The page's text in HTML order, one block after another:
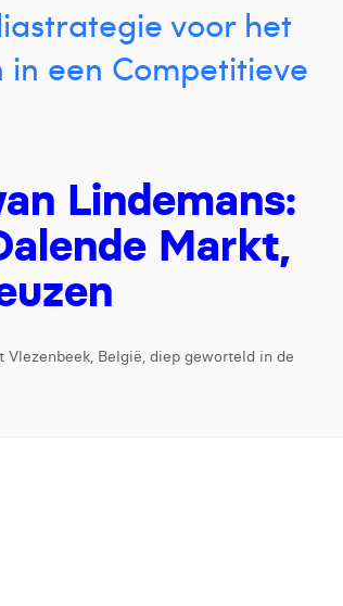
voor het
een Competitieve
Lindemans:
Markt,
België, diep geworteld in de